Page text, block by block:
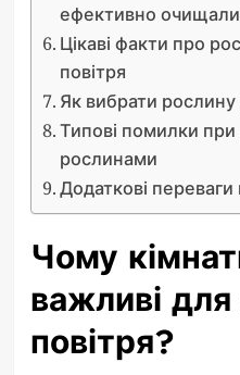
ефективно очищали
Цікаві факти про
повітря
Як вибрати
Типові помилки при
рослинами
Додаткові
Чому
важливі для
повітря?